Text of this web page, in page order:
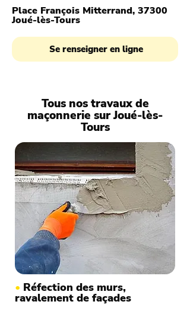
Place François Mitterrand, 37300
Joué-lès-Tours
Se renseigner en ligne
Tous nos travaux de
maçonnerie sur Joué-lès-
Tours
• Réfection des murs,
ravalement de façades